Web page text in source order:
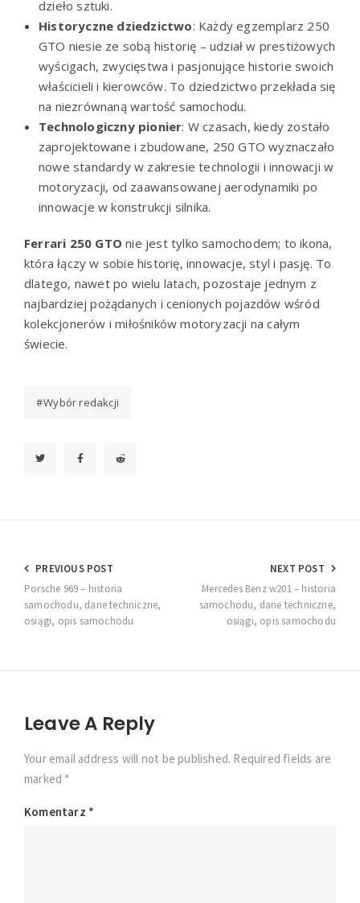
dzieło sztuki.
Historyczne dziedzictwo: Każdy egzemplarz 250
GTO niesie ze sobą historię – udział w prestiżowych
wyścigach, zwycięstwa i pasjonujące historie swoich
właścicieli i kierowców. To dziedzictwo przekłada się
na niezrównaną wartość samochodu.
Technologiczny pionier: W czasach, kiedy zostało
zaprojektowane i zbudowane, 250 GTO wyznaczało
nowe standardy w zakresie technologii i innowacji w
motoryzacji, od zaawansowanej aerodynamiki po
innowacje w konstrukcji silnika.
Ferrari 250 GTO nie jest tylko samochodem; to ikona,
która łączy w sobie historię, innowacje, styl i pasję. To
dlatego, nawet po wielu latach, pozostaje jednym z
najbardziej pożądanych i cenionych pojazdów wśród
kolekcjonerów i miłośników motoryzacji na całym
świecie.
Wybór redakcji
Nawigacja
wpisu
PREVIOUS POST
Porsche 969 – historia
samochodu, dane techniczne,
osiągi, opis samochodu
NEXT POST
Mercedes Benz w201 – historia
samochodu, dane techniczne,
osiągi, opis samochodu
Leave A Reply
Your email address will not be published. Required fields are
marked *
Komentarz *